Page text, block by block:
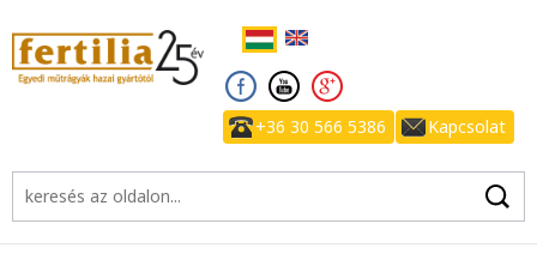
+36 30 566 5386 Kapcsolat